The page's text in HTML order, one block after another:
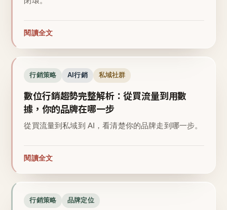
閱讀全文
行銷策略 AI行銷 私域社群
數位行銷趨勢完整解析：從買流量到用數
據，你的品牌在哪一步
從買流量到私域到 AI，看清楚你的品牌走到哪一步。
閱讀全文
行銷策略 品牌定位